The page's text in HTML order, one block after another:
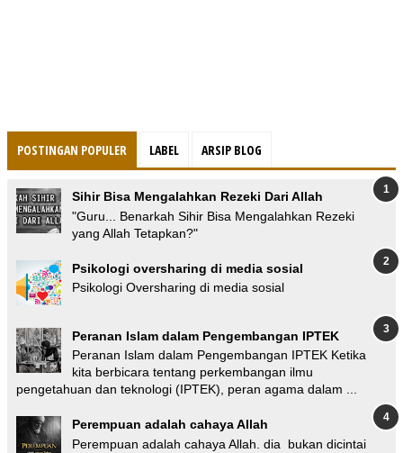
POSTINGAN POPULER LABEL ARSIP BLOG
Sihir Bisa Mengalahkan Rezeki Dari Allah
"Guru... Benarkah Sihir Bisa Mengalahkan Rezeki
yang Allah Tetapkan?"
Psikologi oversharing di media sosial
Psikologi Oversharing di media sosial
Peranan Islam dalam Pengembangan IPTEK
Peranan Islam dalam Pengembangan IPTEK Ketika
kita berbicara tentang perkembangan ilmu
pengetahuan dan teknologi (IPTEK), peran agama dalam ...
Perempuan adalah cahaya Allah
Perempuan adalah cahaya Allah. dia bukan dicintai